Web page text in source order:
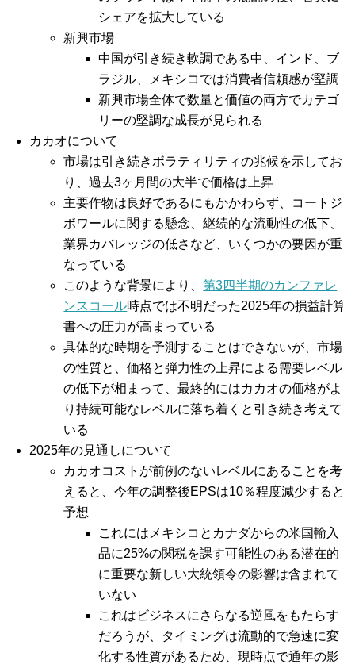
シェアを拡大​​している
新興市場
中国が引き続き軟調である中、インド、ブ
ラジル、メキシコでは消費者信頼感が堅調
新興市場全体で数量と価値の両方でカテゴ
リーの堅調な成長が見られる
カカオについて
市場は引き続きボラティリティの兆候を示してお
り、過去3ヶ月間の大半で価格は上昇
主要作物は良好であるにもかかわらず、コートジ
ボワールに関する懸念、継続的な流動性の低下、
業界カバレッジの低さなど、いくつかの要因が重
なっている
このような背景により、第3四半期のカンファレ
ンスコール時点では不明だった2025年の損益計算
書への圧力が高まっている
具体的な時期を予測することはできないが、市場
の性質と、価格と弾力性の上昇による需要レベル
の低下が相まって、最終的にはカカオの価格がよ
り持続可能なレベルに落ち着くと引き続き考えて
いる
2025年の見通しについて
カカオコストが前例のないレベルにあることを考
えると、今年の調整後EPSは10％程度減少すると
予想
これにはメキシコとカナダからの米国輸入
品に25%の関税を課す可能性のある潜在的
に重要な新しい大統領令の影響は含まれて
いない
これはビジネスにさらなる逆風をもたらす
だろうが、タイミングは流動的で急速に変
化する性質があるため、現時点で通年の影